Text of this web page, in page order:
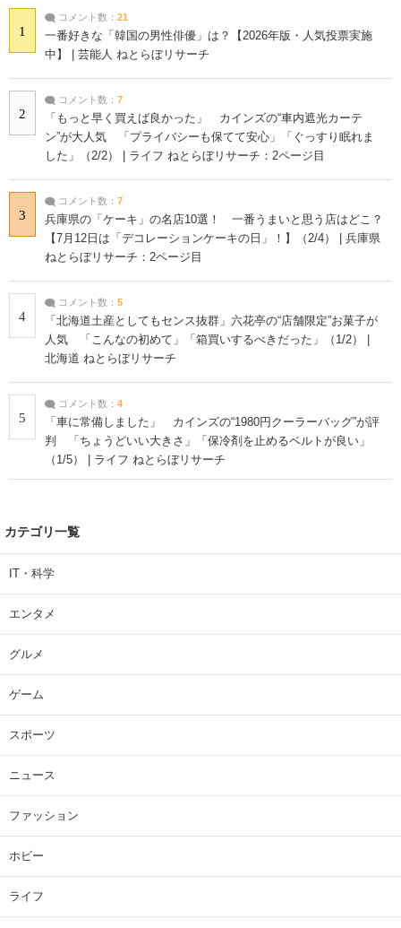
1
コメント数： 21
一番好きな「韓国の男性俳優」は？【2026年版・人気投票実施
中】 | 芸能人 ねとらぼリサーチ
2
コメント数： 7
「もっと早く買えば良かった」 カインズの“車内遮光カーテ
ン”が大人気 「プライバシーも保てて安心」「ぐっすり眠れま
した」（2/2） | ライフ ねとらぼリサーチ：2ページ目
3
コメント数： 7
兵庫県の「ケーキ」の名店10選！ 一番うまいと思う店はどこ？
【7月12日は「デコレーションケーキの日」！】（2/4） | 兵庫県
ねとらぼリサーチ：2ページ目
4
コメント数： 5
「北海道土産としてもセンス抜群」六花亭の“店舗限定”お菓子が
人気 「こんなの初めて」「箱買いするべきだった」（1/2） |
北海道 ねとらぼリサーチ
5
コメント数： 4
「車に常備しました」 カインズの“1980円クーラーバッグ”が評
判 「ちょうどいい大きさ」「保冷剤を止めるベルトが良い」
（1/5） | ライフ ねとらぼリサーチ
カテゴリ一覧
IT・科学
エンタメ
グルメ
ゲーム
スポーツ
ニュース
ファッション
ホビー
ライフ